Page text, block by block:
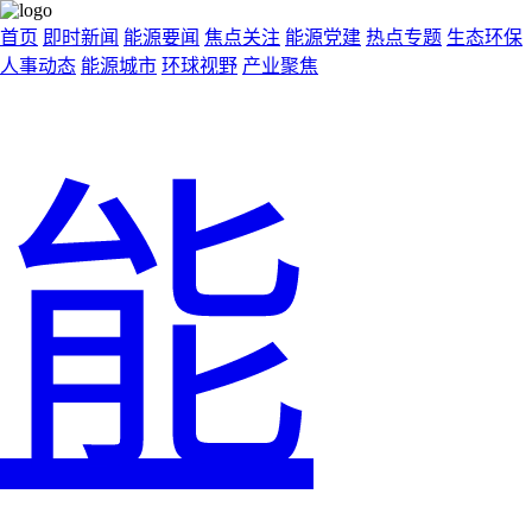
首页 即时新闻 能源要闻 焦点关注 能源党建 热点专题 生态环保
人事动态 能源城市 环球视野 产业聚焦
能